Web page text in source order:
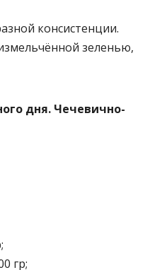
консистенции.
зеленью,
дня. Чечевично-
гр;